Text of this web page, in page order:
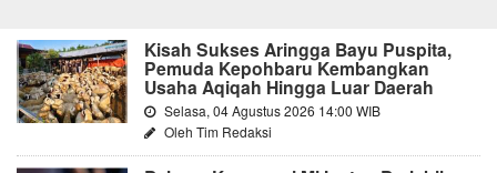
Kisah Sukses Aringga Bayu Puspita,
Pemuda Kepohbaru Kembangkan
Usaha Aqiqah Hingga Luar Daerah
Selasa, 04 Agustus 2026 14:00 WIB
Oleh Tim Redaksi